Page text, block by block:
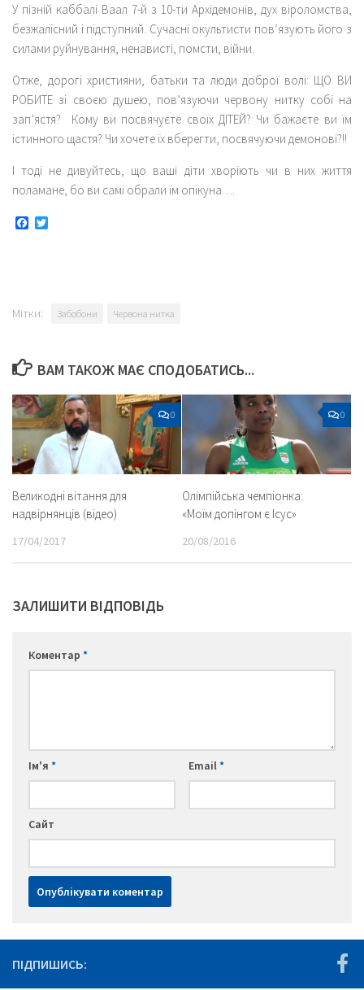
У пізній каббалі Ваал 7-й з 10-ти Архідемонів, дух віроломства,
безжалісний і підступний. Сучасні окультисти пов’язують його з
силами руйнування, ненависті, помсти, війни.
Отже, дорогі християни, батьки та люди доброї волі: ЩО ВИ
РОБИТЕ зі своєю душею, пов’язуючи червону нитку собі на
зап’ястя? Кому ви посвячуєте своїх ДІТЕЙ? Чи бажаєте ви їм
істинного щастя? Чи хочете їх вберегти, посвячуючи демонові?!!
І тоді не дивуйтесь, що ваші діти хворіють чи в них життя
поламане, бо ви самі обрали їм опікуна….
Facebook
Мітки: Забобони Червона нитка
ВАМ ТАКОЖ МАЄ СПОДОБАТИСЬ...
0
Великодні вітання для
надвірнянців (відео)
17/04/2017
0
Олімпійська чемпіонка:
«Моїм допінгом є Ісус»
20/08/2016
ЗАЛИШИТИ ВІДПОВІДЬ
Коментар *
Ім'я * Email*
Сайт
ПІДПИШИСЬ: